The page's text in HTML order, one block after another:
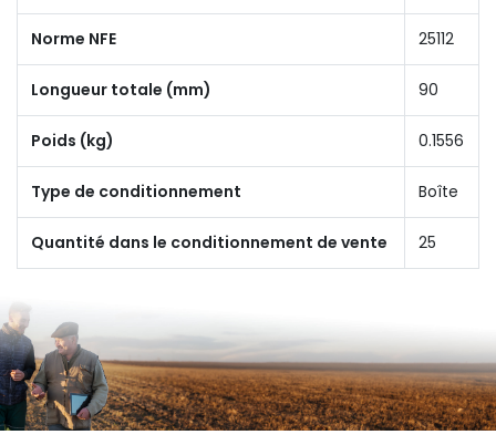
Norme NFE 25112
Longueur totale (mm) 90
Poids (kg) 0.1556
Type de conditionnement Boîte
Quantité dans le conditionnement de vente 25